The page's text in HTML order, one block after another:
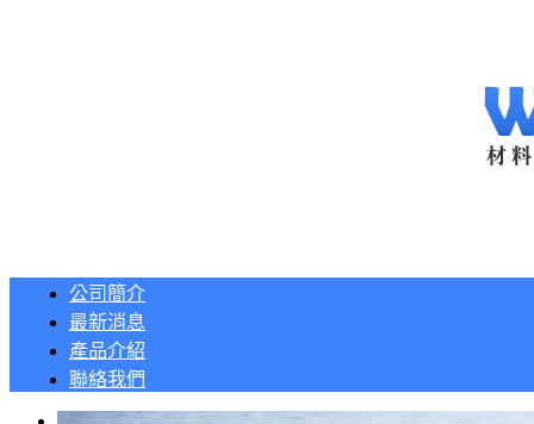
公司簡介
最新消息
產品介紹
聯絡我們